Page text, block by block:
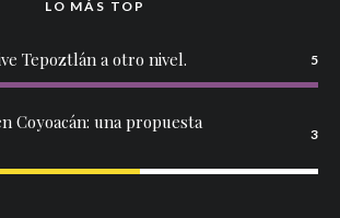
LO MÁS TOP
Tepoztlán a otro nivel. 5
Coyoacán: una propuesta
3